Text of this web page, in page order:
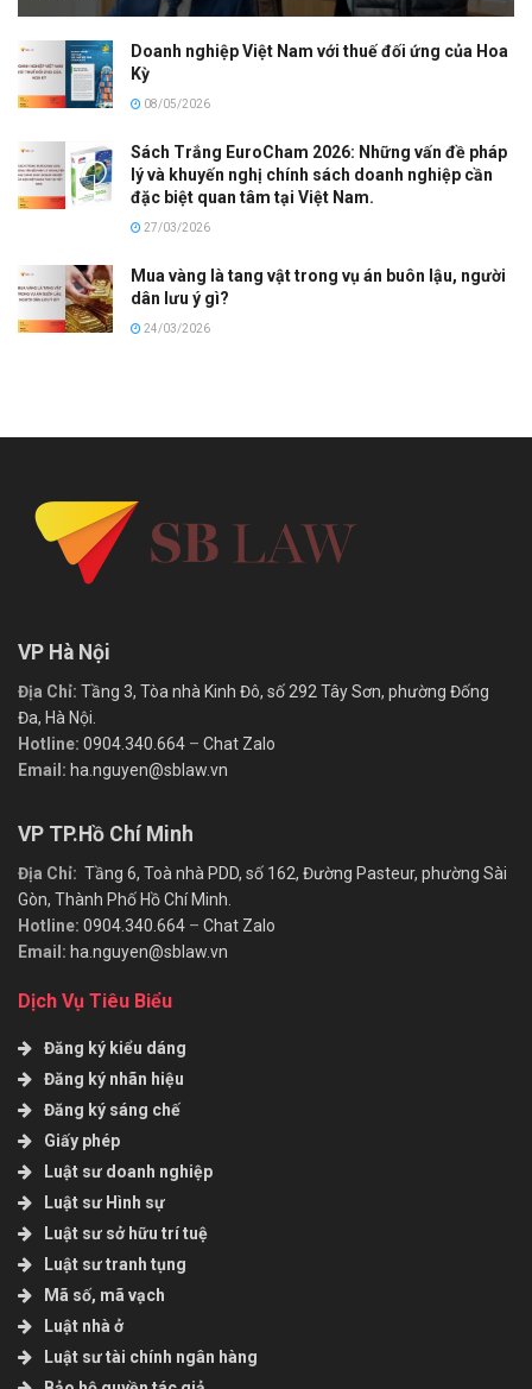
Doanh nghiệp Việt Nam với thuế đối ứng của Hoa
Kỳ
08/05/2026
Sách Trắng EuroCham 2026: Những vấn đề pháp
lý và khuyến nghị chính sách doanh nghiệp cần
đặc biệt quan tâm tại Việt Nam.
27/03/2026
Mua vàng là tang vật trong vụ án buôn lậu, người
dân lưu ý gì?
24/03/2026
VP Hà Nội
Địa Chỉ: Tầng 3, Tòa nhà Kinh Đô, số 292 Tây Sơn, phường Đống
Đa, Hà Nội.
Hotline: 0904.340.664 – Chat Zalo
Email: ha.nguyen@sblaw.vn
VP TP.Hồ Chí Minh
Địa Chỉ: Tầng 6, Toà nhà PDD, số 162, Đường Pasteur, phường Sài
Gòn, Thành Phố Hồ Chí Minh.
Hotline: 0904.340.664 – Chat Zalo
Email: ha.nguyen@sblaw.vn
Dịch Vụ Tiêu Biểu
Đăng ký kiểu dáng
Đăng ký nhãn hiệu
Đăng ký sáng chế
Giấy phép
Luật sư doanh nghiệp
Luật sư Hình sự
Luật sư sở hữu trí tuệ
Luật sư tranh tụng
Mã số, mã vạch
Luật nhà ở
Luật sư tài chính ngân hàng